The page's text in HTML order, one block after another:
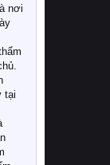
nơi
tại